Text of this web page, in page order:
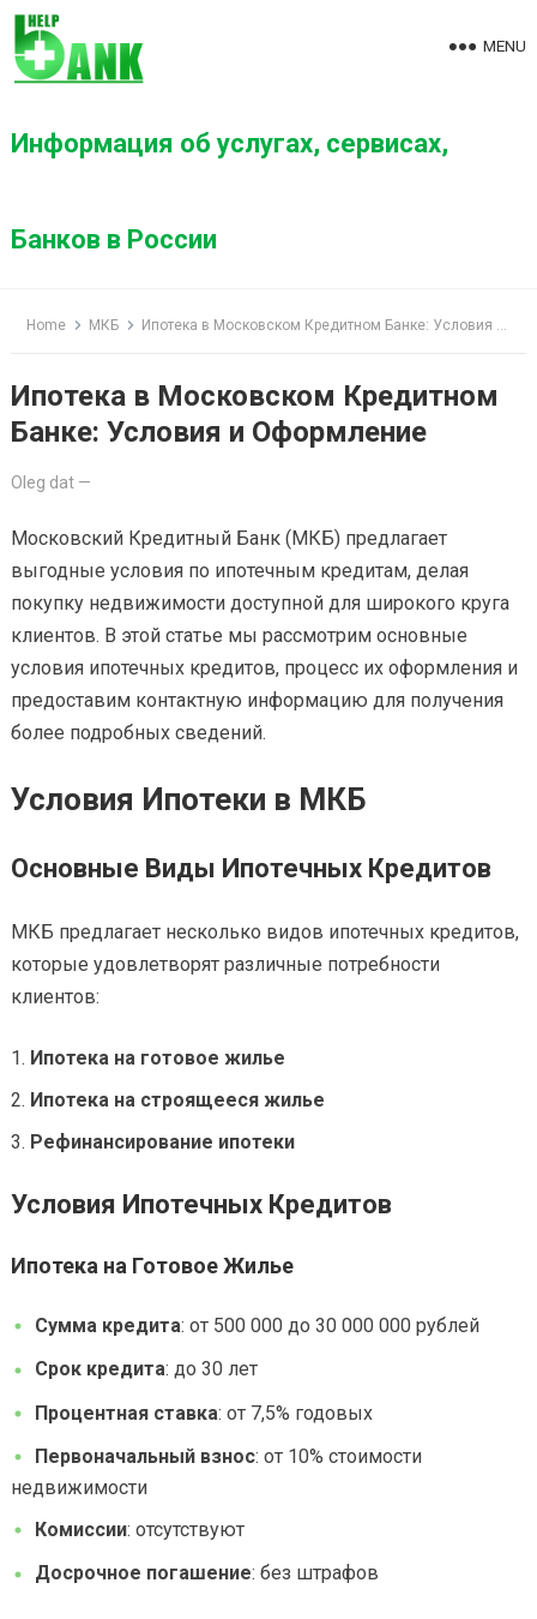
Информация об услугах, сервисах,
Банков в России
MENU
Home МКБ Ипотека в Московском Кредитном Банке: Условия и Оформление
Ипотека в Московском Кредитном
Банке: Условия и Оформление
Oleg dat—
Московский Кредитный Банк (МКБ) предлагает
выгодные условия по ипотечным кредитам, делая
покупку недвижимости доступной для широкого круга
клиентов. В этой статье мы рассмотрим основные
условия ипотечных кредитов, процесс их оформления и
предоставим контактную информацию для получения
более подробных сведений.
Условия Ипотеки в МКБ
Основные Виды Ипотечных Кредитов
МКБ предлагает несколько видов ипотечных кредитов,
которые удовлетворят различные потребности
клиентов:
Ипотека на готовое жилье
Ипотека на строящееся жилье
Рефинансирование ипотеки
Условия Ипотечных Кредитов
Ипотека на Готовое Жилье
Сумма кредита: от 500 000 до 30 000 000 рублей
Срок кредита: до 30 лет
Процентная ставка: от 7,5% годовых
Первоначальный взнос: от 10% стоимости
недвижимости
Комиссии: отсутствуют
Досрочное погашение: без штрафов